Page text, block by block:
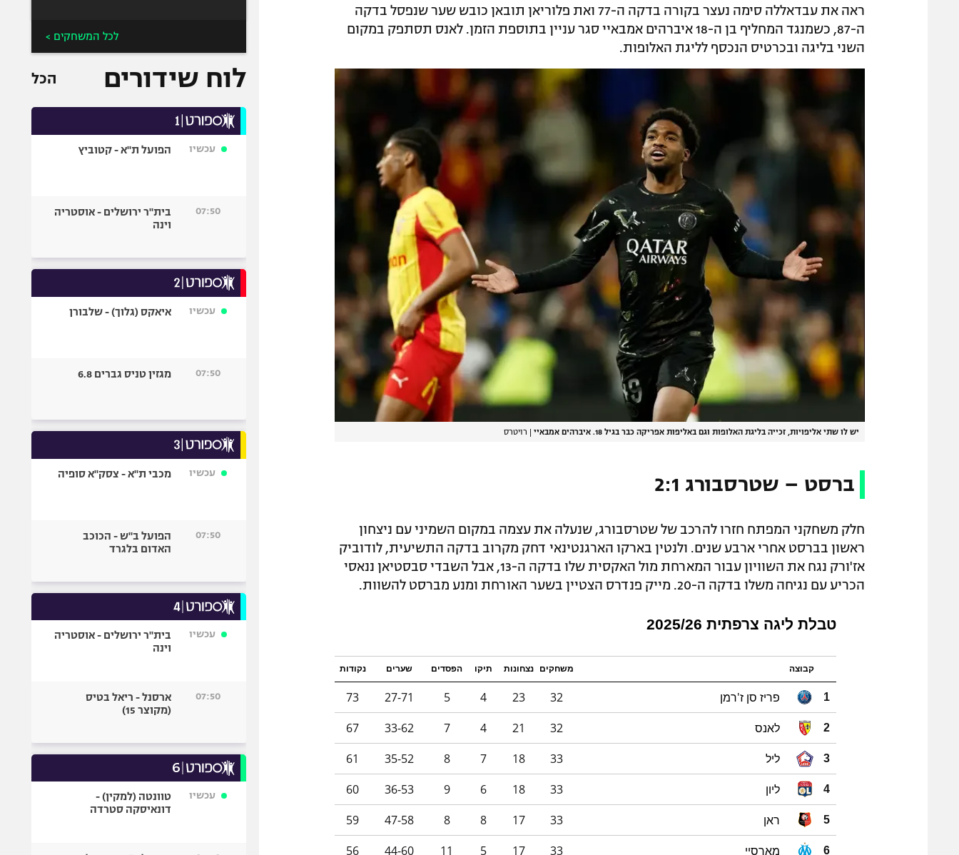
ראה את עבדאללה סימה נעצר בקורה בדקה ה-77 ואת פלוריאן תובאן כובש שער שנפסל בדקה
ה-87, כשמנגד המחליף בן ה-18 איברהים אמבאיי סגר עניין בתוספת הזמן. לאנס תסתפק במקום
השני בליגה ובכרטיס הנכסף לליגת האלופות.
יש לו שתי אליפויות, זכייה בליגת האלופות וגם באליפות אפריקה כבר בגיל 18. איברהים אמבאיי | רויטרס
ברסט – שטרסבורג 2:1
חלק משחקני המפתח חזרו להרכב של שטרסבורג, שנעלה את עצמה במקום השמיני עם ניצחון
ראשון בברסט אחרי ארבע שנים. ולנטין בארקו הארגנטינאי דחק מקרוב בדקה התשיעית, לודוביק
אז'ורק נגח את השוויון עבור המארחת מול האקסית שלו בדקה ה-13, אבל השבדי סבסטיאן ננאסי
הכריע עם נגיחה משלו בדקה ה-20. מייק פנדרס הצטיין בשער האורחת ומנע מברסט להשוות.
טבלת ליגה צרפתית 2025/26
קבוצה משחקים נצחונות תיקו הפסדים שערים נקודות
1 פריז סן ז'רמן 32
23
4
5
27-71
73
2 לאנס 32
21
4
7
33-62
67
3 ליל 33
18
7
8
35-52
61
4 ליון 33
18
6
9
36-53
60
5 ראן 33
17
8
8
47-58
59
6 מארסיי 33
17
5
11
44-60
56
לכל המשחקים >
לוח שידורים הכל
עכשיו הפועל ת"א - קטוביץ
07:50
בית"ר ירושלים - אוסטריה
וינה
עכשיו איאקס (גלוך) - שלבורן
07:50 מגזין טניס גברים 6.8
עכשיו מכבי ת"א - צסק"א סופיה
07:50
הפועל ב"ש - הכוכב
האדום בלגרד
עכשיו
בית"ר ירושלים - אוסטריה
וינה
07:50
ארסנל - ריאל בטיס
(מקוצר 15)
עכשיו
טוונטה (למקין) -
דונאיסקה סטרדה